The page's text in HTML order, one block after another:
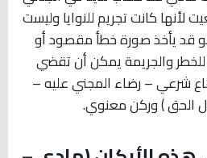
والمادة 48 ألغيت لأنها كانت تجريم للنوايا وليست
قد يأخذ صورة خطأ مقصود أو
والجريمة يمكن أن تقضي
شرعي – رضاء المجني عليه –
الحق ) وركن معنوي.